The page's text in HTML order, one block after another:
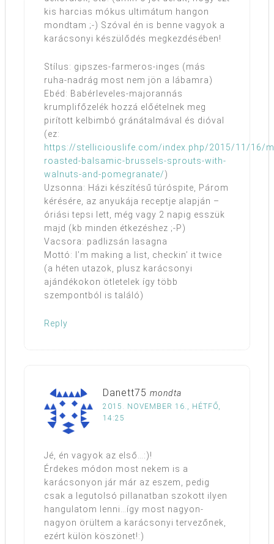
kis harcias mókus ultimátum hangon
mondtam ;-) Szóval én is benne vagyok a
karácsonyi készülődés megkezdésében!
Stílus: gipszes-farmeros-inges (más
ruha-nadrág most nem jön a lábamra)
Ebéd: Babérleveles-majorannás
krumplifőzelék hozzá előételnek meg
pirított kelbimbó gránátalmával és dióval
(ez:
https://stelliciouslife.com/index.php/2015/11/16/
roasted-balsamic-brussels-sprouts-with-
walnuts-and-pomegranate/)
Uzsonna: Házi készítésű túróspite, Párom
kérésére, az anyukája receptje alapján –
óriási tepsi lett, még vagy 2 napig esszük
majd (kb minden étkezéshez ;-P)
Vacsora: padlizsán lasagna
Mottó: I’m making a list, checkin’ it twice
(a héten utazok, plusz karácsonyi
ajándékokon ötletelek így több
szempontból is találó)
Reply
Danett75 mondta
2015. NOVEMBER 16., HÉTFŐ,
14:25
Jé, én vagyok az első…:)!
Érdekes módon most nekem is a
karácsonyon jár már az eszem, pedig
csak a legutolsó pillanatban szokott ilyen
hangulatom lenni…így most nagyon-
nagyon örültem a karácsonyi tervezőnek,
ezért külön köszönet!:)